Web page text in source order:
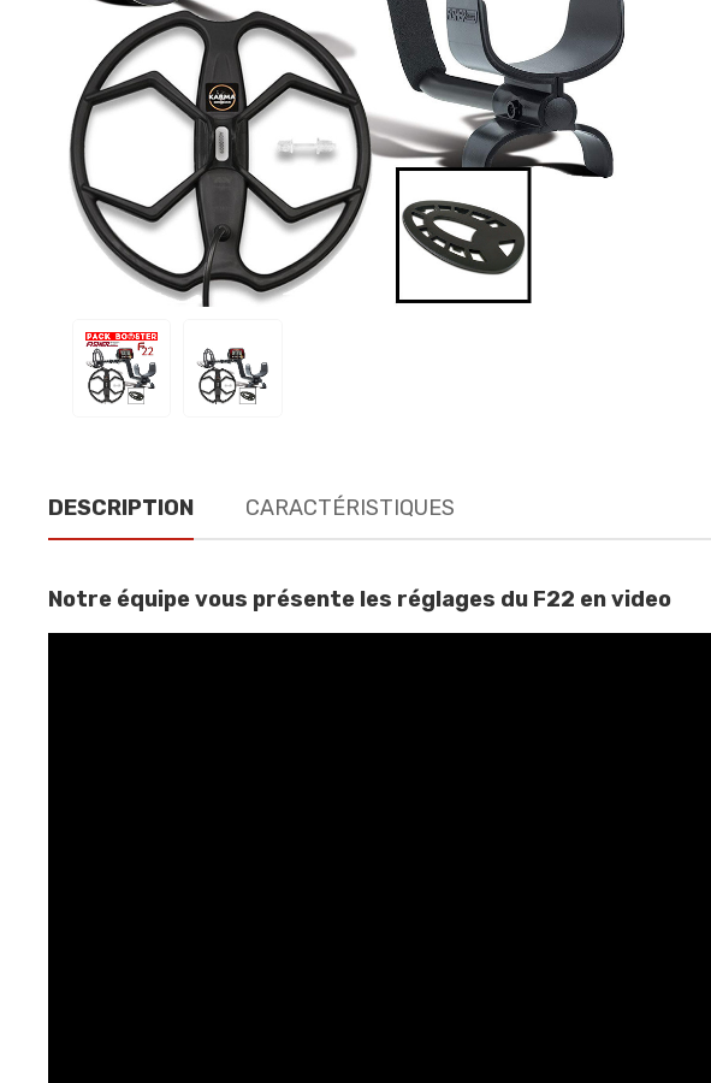
DESCRIPTION CARACTÉRISTIQUES
Notre équipe vous présente les réglages du F22 en video